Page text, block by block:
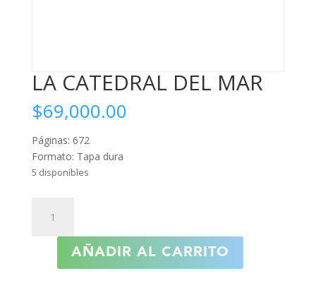
LA CATEDRAL DEL MAR
$69,000.00
Páginas: 672
Formato: Tapa dura
5 disponibles
CATEDRAL
cantidad
AÑADIR AL CARRITO